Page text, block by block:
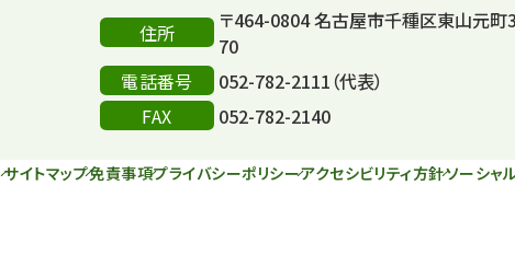
住所
〒464-0804 名古屋市千種区東山元町
70
電話番号
052-782-2111（代表）
FAX
052-782-2140
サイトマップ免責事項プライバシーポリシーアクセシビリティ方針ソーシャ